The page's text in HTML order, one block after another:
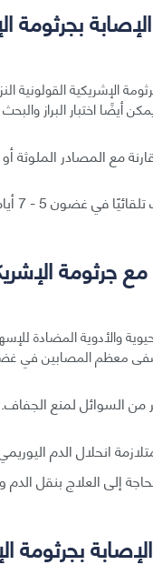
بجرثومة
الإشريكية القولونية
أيضًا اختبار البراز
مع المصادر
بعض الإصابات قد تكون شديدة أو مهددة للحياة.
جرثومة
والأدوية المضادة
معظم المصابين في غضون 5 - 10
من السوائل لمنع الجفاف.
انحلال الدم
إلى العلاج بنقل
بجرثومة